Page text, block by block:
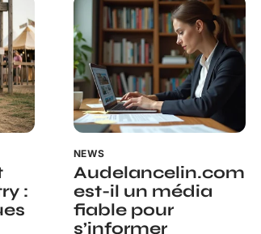
:
NEWS
Audelancelin.com
est-il un média
fiable pour
s’informer